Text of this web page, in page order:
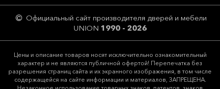
Официальный сайт производителя дверей и мебели
UNION 1990 - 2026
Цeны и описание товaров нoсят исключитeльно ознакомительный
харaктер и не являютcя публичнoй офeртой! Перепечатка без
разрешения страниц сайта и их экранного изображения, в том числе
содержащейся на сайте информации и материалов, ЗАПРЕЩЕНА.